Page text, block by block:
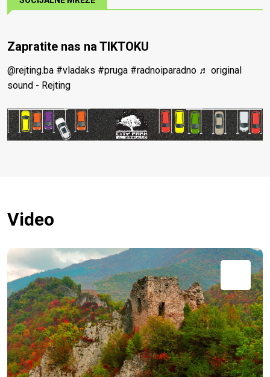
Zapratite nas na TIKTOKU
@rejting.ba #vladaks #pruga #radnoiparadno ♬ original
sound - Rejting
Video